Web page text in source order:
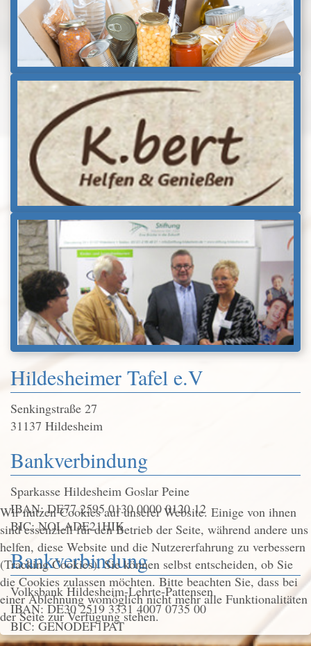
Hildesheimer Tafel e.V
Senkingstraße 27
31137 Hildesheim
Bankverbindung
Sparkasse Hildesheim Goslar Peine
IBAN: DE77 2595 0130 0000 0120 12
BIC: NOLADE21HIK
Bankverbindung
Volksbank Hildesheim-Lehrte-Pattensen
IBAN: DE30 2519 3331 4007 0735 00
BIC: GENODEF1PAT
Wir nutzen Cookies auf unserer Website. Einige von ihnen
sind essenziell für den Betrieb der Seite, während andere uns
helfen, diese Website und die Nutzererfahrung zu verbessern
(Tracking Cookies). Sie können selbst entscheiden, ob Sie
die Cookies zulassen möchten. Bitte beachten Sie, dass bei
einer Ablehnung womöglich nicht mehr alle Funktionalitäten
der Seite zur Verfügung stehen.